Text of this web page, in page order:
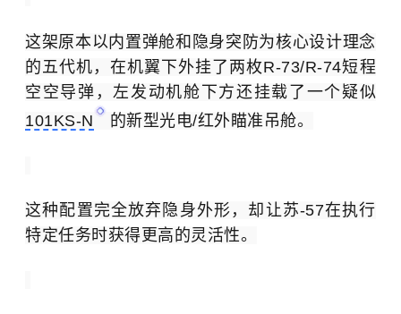
这架原本以内置弹舱和隐身突防为核心设计理念
的五代机，在机翼下外挂了两枚R-73/R-74短程
空空导弹，左发动机舱下方还挂载了一个疑似
101KS-N
的新型光电/红外瞄准吊舱。
这种配置完全放弃隐身外形，却让苏-57在执行
特定任务时获得更高的灵活性。